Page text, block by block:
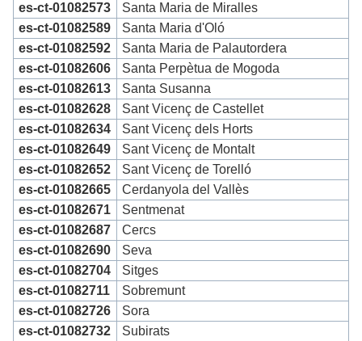
es-ct-01082573
Santa Maria de Miralles
es-ct-01082589
Santa Maria d'Oló
es-ct-01082592
Santa Maria de Palautordera
es-ct-01082606
Santa Perpètua de Mogoda
es-ct-01082613
Santa Susanna
es-ct-01082628
Sant Vicenç de Castellet
es-ct-01082634
Sant Vicenç dels Horts
es-ct-01082649
Sant Vicenç de Montalt
es-ct-01082652
Sant Vicenç de Torelló
es-ct-01082665
Cerdanyola del Vallès
es-ct-01082671
Sentmenat
es-ct-01082687
Cercs
es-ct-01082690
Seva
es-ct-01082704
Sitges
es-ct-01082711
Sobremunt
es-ct-01082726
Sora
es-ct-01082732
Subirats